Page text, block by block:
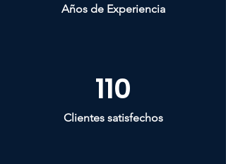
Años de Experiencia
110
Clientes satisfechos